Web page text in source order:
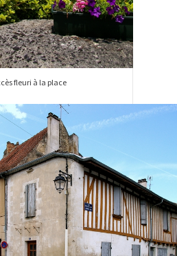
fleuri à la place